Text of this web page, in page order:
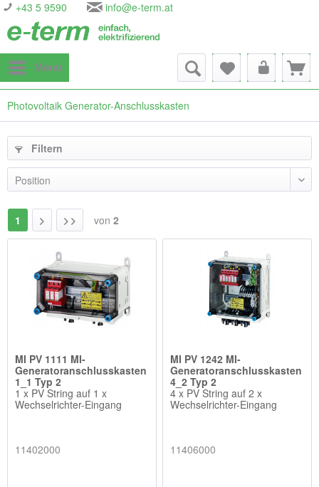
+43 5 9590 info@e-term.at
Menü
Photovoltaik Generator-Anschlusskasten
Filtern
1 von 2
MI PV 1111 MI-
Generatoranschlusskasten
1_1 Typ 2
1 x PV String auf 1 x
Wechselrichter-Eingang
11402000
MI PV 1242 MI-
Generatoranschlusskasten
4_2 Typ 2
4 x PV String auf 2 x
Wechselrichter-Eingang
11406000